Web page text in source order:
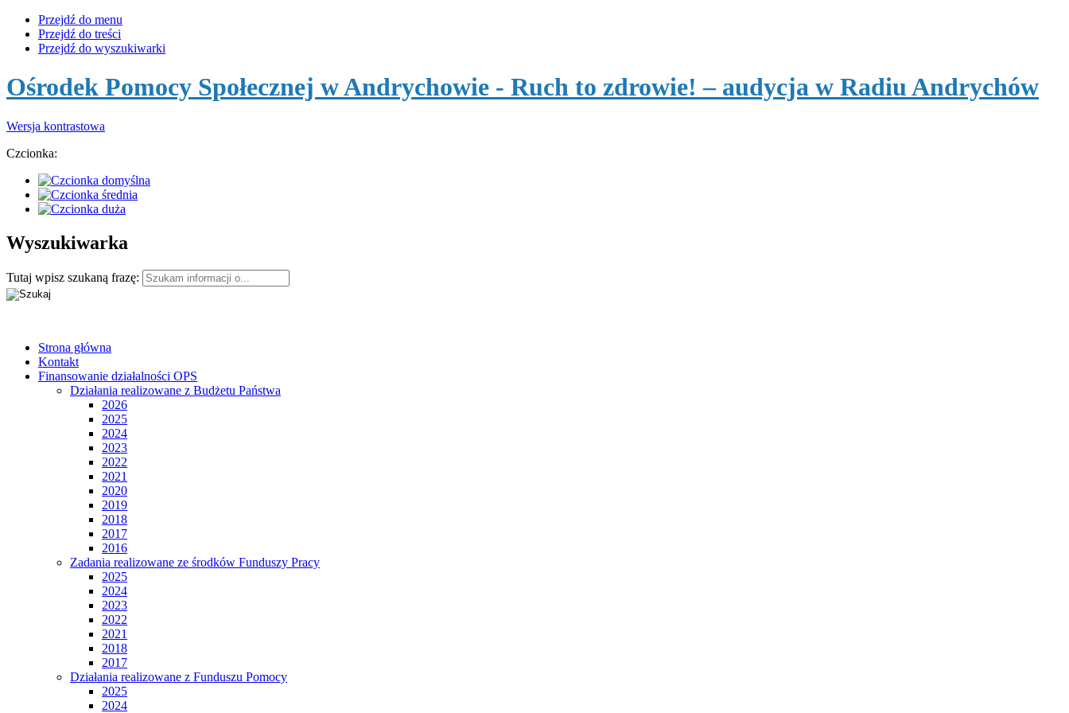
Przejdź do menu
Przejdź do treści
Przejdź do wyszukiwarki
Ośrodek Pomocy Społecznej w Andrychowie - Ruch to zdrowie! – audycja w Radiu Andrychów
Wersja kontrastowa
Czcionka:
Wyszukiwarka
Tutaj wpisz szukaną frazę:
Strona główna
Kontakt
Finansowanie działalności OPS
Działania realizowane z Budżetu Państwa
2026
2025
2024
2023
2022
2021
2020
2019
2018
2017
2016
Zadania realizowane ze środków Funduszy Pracy
2025
2024
2023
2022
2021
2018
2017
Działania realizowane z Funduszu Pomocy
2025
2024